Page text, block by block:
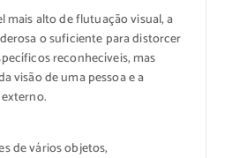
mais alto de flutuação visual, a
o suficiente para distorcer
reconhecíveis, mas
visão de uma pessoa e a
de vários objetos,